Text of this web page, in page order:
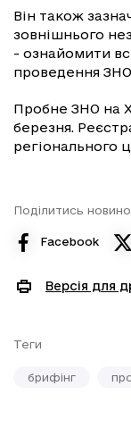
Він також
зовнішнього
- ознайомити
проведення
Пробне ЗНО на
березня.
регіонального
Поділитись
Facebook
Версія для
Теги
брифінг